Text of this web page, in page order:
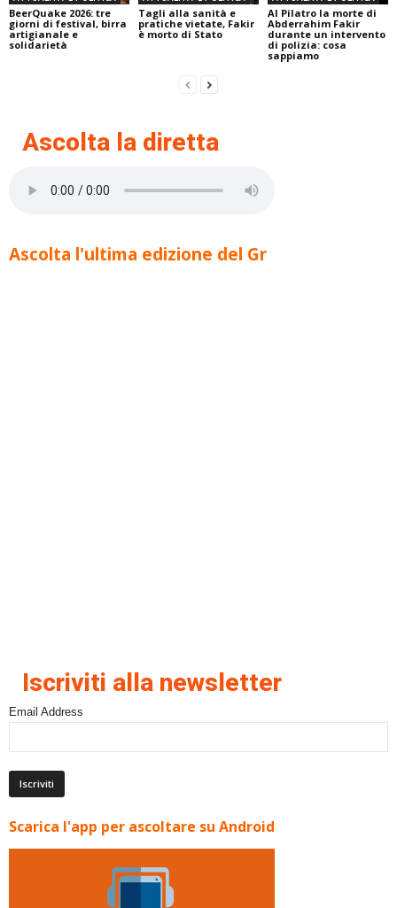
BeerQuake 2026: tre
giorni di festival, birra
artigianale e
solidarietà
Tagli alla sanità e
pratiche vietate, Fakir
è morto di Stato
Al Pilatro la morte di
Abderrahim Fakir
durante un intervento
di polizia: cosa
sappiamo
Ascolta la diretta
Ascolta l'ultima edizione del Gr
Iscriviti alla newsletter
Email Address
Scarica l'app per ascoltare su Android